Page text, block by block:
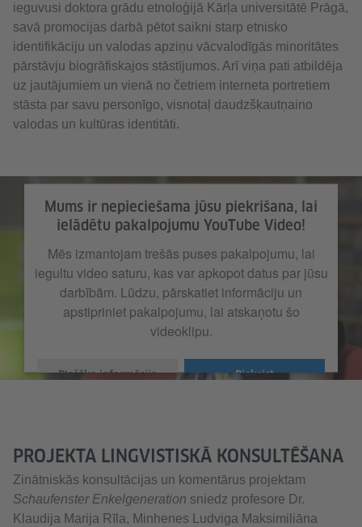
ieguvusi doktora grādu etnoloģijā Kārļa universitātē Prāgā,
savā promocijas darbā pētot saikni starp etnisko
identifikāciju un valodas apziņu vācvalodīgās minoritātes
pārstāvju biogrāfiskajos stāstījumos. Arī viņa pati atbildēja
uz jautājumiem un vienā no četriem interneta portretiem
stāsta par savu personīgo, visnotaļ daudzšķautņaino
valodas un kultūras identitāti.
Mums ir nepieciešama jūsu piekrišana, lai
ielādētu pakalpojumu YouTube Video!
Mēs izmantojam trešās puses pakalpojumu, lai
iegultu video saturu, kas var apkopot datus par jūsu
darbībām. Lūdzu, pārskatiet informāciju un
apstipriniet pakalpojumu, lai atskaņotu šo
videoklipu.
Plašāka informācija Piekrist
PROJEKTA LINGVISTISKĀ KONSULTĒŠANA
Zinātniskās konsultācijas un komentārus projektam
Schaufenster Enkelgeneration sniedz profesore Dr.
Klaudija Marija Rīla, Minhenes Ludviga Maksimiliāna